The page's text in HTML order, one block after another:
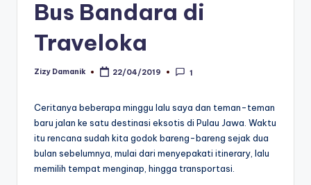
Bus Bandara di
Traveloka
Posted
Zizy Damanik 22/04/2019 1
Ceritanya beberapa minggu lalu saya dan teman-teman
baru jalan ke satu destinasi eksotis di Pulau Jawa. Waktu
itu rencana sudah kita godok bareng-bareng sejak dua
bulan sebelumnya, mulai dari menyepakati itinerary, lalu
memilih tempat menginap, hingga transportasi.